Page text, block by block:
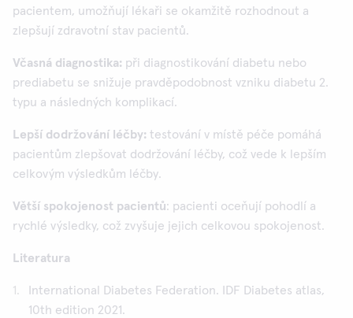
pacientem, umožňují lékaři se okamžitě rozhodnout a
zlepšují zdravotní stav pacientů.
Včasná diagnostika: při diagnostikování diabetu nebo
prediabetu se snižuje pravděpodobnost vzniku diabetu 2.
typu a následných komplikací.
Lepší dodržování léčby: testování v místě péče pomáhá
pacientům zlepšovat dodržování léčby, což vede k lepším
celkovým výsledkům léčby.
Větší spokojenost pacientů: pacienti oceňují pohodlí a
rychlé výsledky, což zvyšuje jejich celkovou spokojenost.
Literatura
International Diabetes Federation. IDF Diabetes atlas,
10th edition 2021.